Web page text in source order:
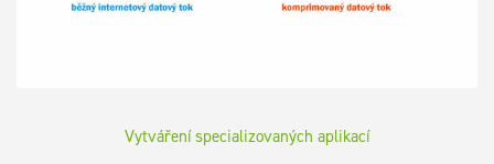
Vytváření specializovaných aplikací